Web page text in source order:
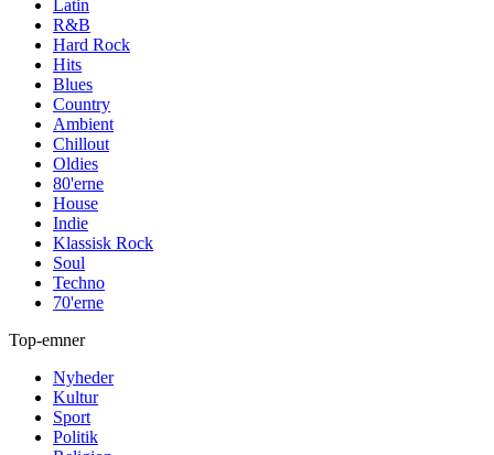
Latin
R&B
Hard Rock
Hits
Blues
Country
Ambient
Chillout
Oldies
80'erne
House
Indie
Klassisk Rock
Soul
Techno
70'erne
Top-emner
Nyheder
Kultur
Sport
Politik